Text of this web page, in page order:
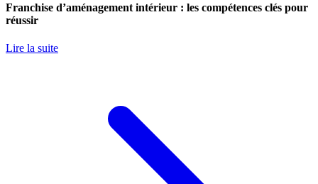
Franchise d’aménagement intérieur : les compétences clés pour
réussir
Lire la suite